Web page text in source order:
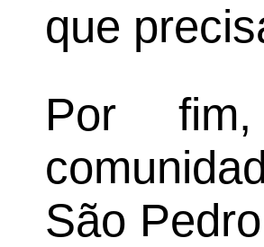
que
Por
São